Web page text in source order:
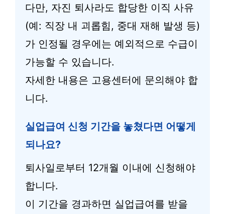
다만, 자진 퇴사라도 합당한 이직 사유
(예: 직장 내 괴롭힘, 중대 재해 발생 등)
가 인정될 경우에는 예외적으로 수급이
가능할 수 있습니다.
자세한 내용은 고용센터에 문의해야 합
니다.
실업급여 신청 기간을 놓쳤다면 어떻게
되나요?
퇴사일로부터 12개월 이내에 신청해야
합니다.
이 기간을 경과하면 실업급여를 받을